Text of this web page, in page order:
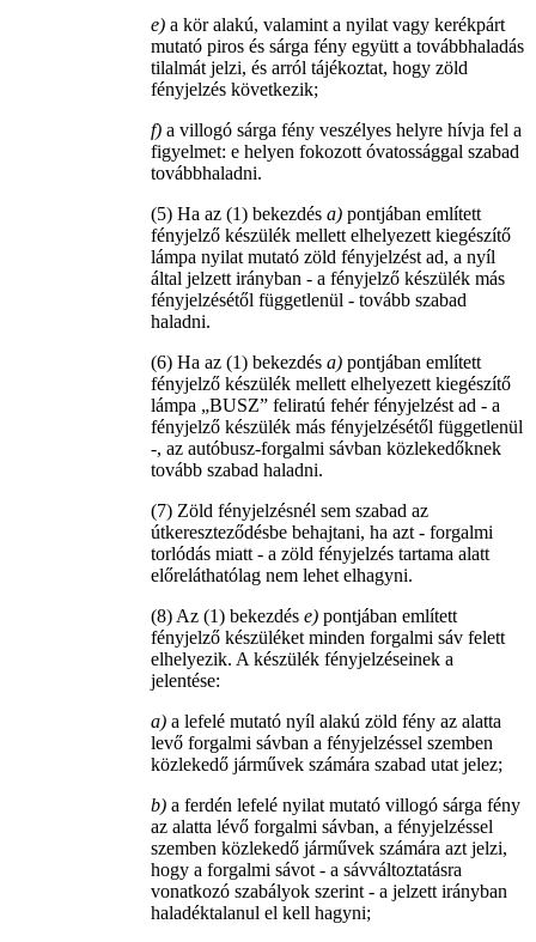
e) a kör alakú, valamint a nyilat vagy kerékpárt
mutató piros és sárga fény együtt a továbbhaladás
tilalmát jelzi, és arról tájékoztat, hogy zöld
fényjelzés következik;
f) a villogó sárga fény veszélyes helyre hívja fel a
figyelmet: e helyen fokozott óvatossággal szabad
továbbhaladni.
(5) Ha az (1) bekezdés a) pontjában említett
fényjelző készülék mellett elhelyezett kiegészítő
lámpa nyilat mutató zöld fényjelzést ad, a nyíl
által jelzett irányban - a fényjelző készülék más
fényjelzésétől függetlenül - tovább szabad
haladni.
(6) Ha az (1) bekezdés a) pontjában említett
fényjelző készülék mellett elhelyezett kiegészítő
lámpa „BUSZ” feliratú fehér fényjelzést ad - a
fényjelző készülék más fényjelzésétől függetlenül
-, az autóbusz-forgalmi sávban közlekedőknek
tovább szabad haladni.
(7) Zöld fényjelzésnél sem szabad az
útkereszteződésbe behajtani, ha azt - forgalmi
torlódás miatt - a zöld fényjelzés tartama alatt
előreláthatólag nem lehet elhagyni.
(8) Az (1) bekezdés e) pontjában említett
fényjelző készüléket minden forgalmi sáv felett
elhelyezik. A készülék fényjelzéseinek a
jelentése:
a) a lefelé mutató nyíl alakú zöld fény az alatta
levő forgalmi sávban a fényjelzéssel szemben
közlekedő járművek számára szabad utat jelez;
b) a ferdén lefelé nyilat mutató villogó sárga fény
az alatta lévő forgalmi sávban, a fényjelzéssel
szemben közlekedő járművek számára azt jelzi,
hogy a forgalmi sávot - a sávváltoztatásra
vonatkozó szabályok szerint - a jelzett irányban
haladéktalanul el kell hagyni;